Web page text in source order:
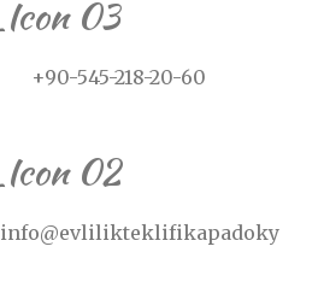
+90-545-218-20-60
info@evlilikteklifikapadoky